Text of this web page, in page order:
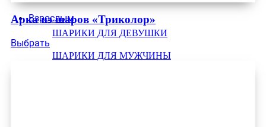
Взрослым
ШАРИКИ ДЛЯ ДЕВУШКИ
ШАРИКИ ДЛЯ МУЖЧИНЫ
Арка из шаров «Триколор»
Выбрать